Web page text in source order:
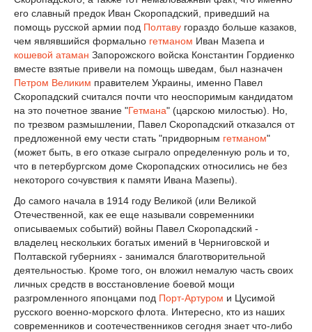
его славный предок Иван Скоропадский, приведший на
помощь русской армии под Полтаву гораздо больше казаков,
чем являвшийся формально гетманом Иван Мазепа и
кошевой атаман Запорожского войска Константин Гордиенко
вместе взятые привели на помощь шведам, был назначен
Петром Великим правителем Украины, именно Павел
Скоропадский считался почти что неоспоримым кандидатом
на это почетное звание "Гетмана" (царскою милостью). Но,
по трезвом размышлении, Павел Скоропадский отказался от
предложенной ему чести стать "придворным гетманом"
(может быть, в его отказе сыграло определенную роль и то,
что в петербургском доме Скоропадских относились не без
некоторого сочувствия к памяти Ивана Мазепы).
До самого начала в 1914 году Великой (или Великой
Отечественной, как ее еще называли современники
описываемых событий) войны Павел Скоропадский -
владелец нескольких богатых имений в Черниговской и
Полтавской губерниях - занимался благотворительной
деятельностью. Кроме того, он вложил немалую часть своих
личных средств в восстановление боевой мощи
разгромленного японцами под Порт-Артуром и Цусимой
русского военно-морского флота. Интересно, кто из наших
современников и соотечественников сегодня знает что-либо